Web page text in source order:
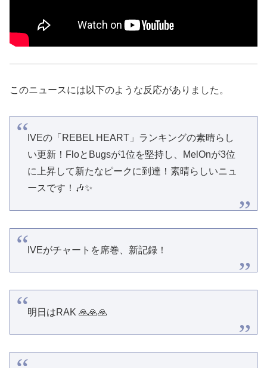
このニュースには以下のような反応がありました。
IVEの「REBEL HEART」ランキングの素晴らし
い更新！FloとBugsが1位を堅持し、MelOnが3位
に上昇して新たなピークに到達！素晴らしいニュ
ースです！🎶✨
IVEがチャートを席巻、新記録！
明日はRAK 🙏🙏🙏